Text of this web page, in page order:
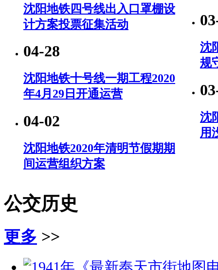
沈阳地铁四号线出入口罩棚设
计方案投票征集活动
04-28
沈阳地铁十号线一期工程2020
年4月29日开通运营
04-02
沈阳地铁2020年清明节假期期
间运营组织方案
沈
规
沈
用
公交历史
更多 >>